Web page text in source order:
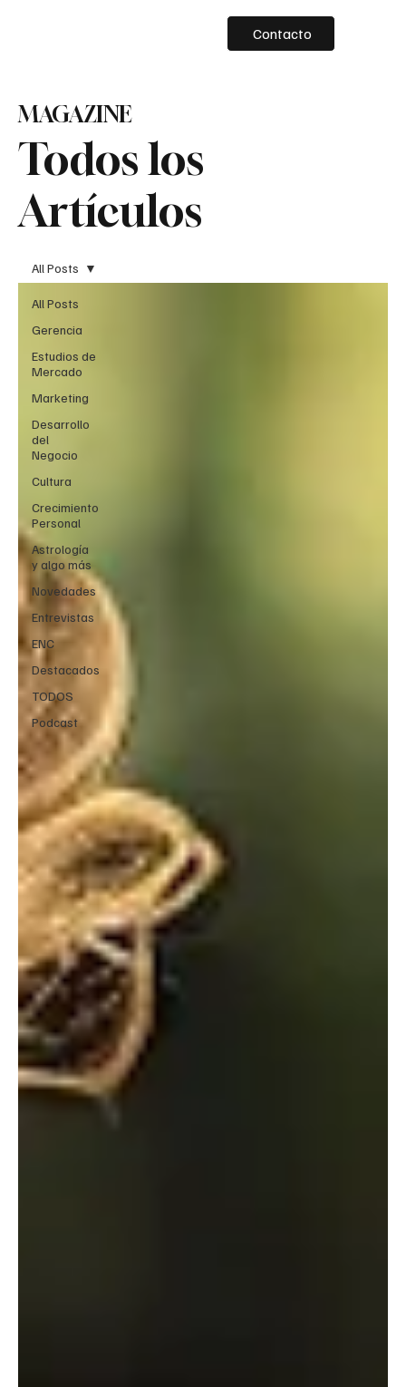
Contacto
Todos los
Artículos
MAGAZINE
All Posts
Gerencia
Estudios de
Mercado
Marketing
Desarrollo
del
Negocio
Cultura
Crecimiento
Personal
Astrología
y algo más
Novedades
Entrevistas
ENC
Destacados
TODOS
Podcast
All Posts